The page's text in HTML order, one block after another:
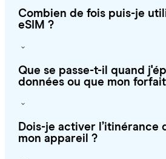
Combien de fois puis-je
eSIM ?
Que se passe-t-il quand
données ou que mon
Dois-je activer l’itinérance
mon appareil ?